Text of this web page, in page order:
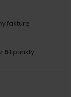
fakturę
51 punkty